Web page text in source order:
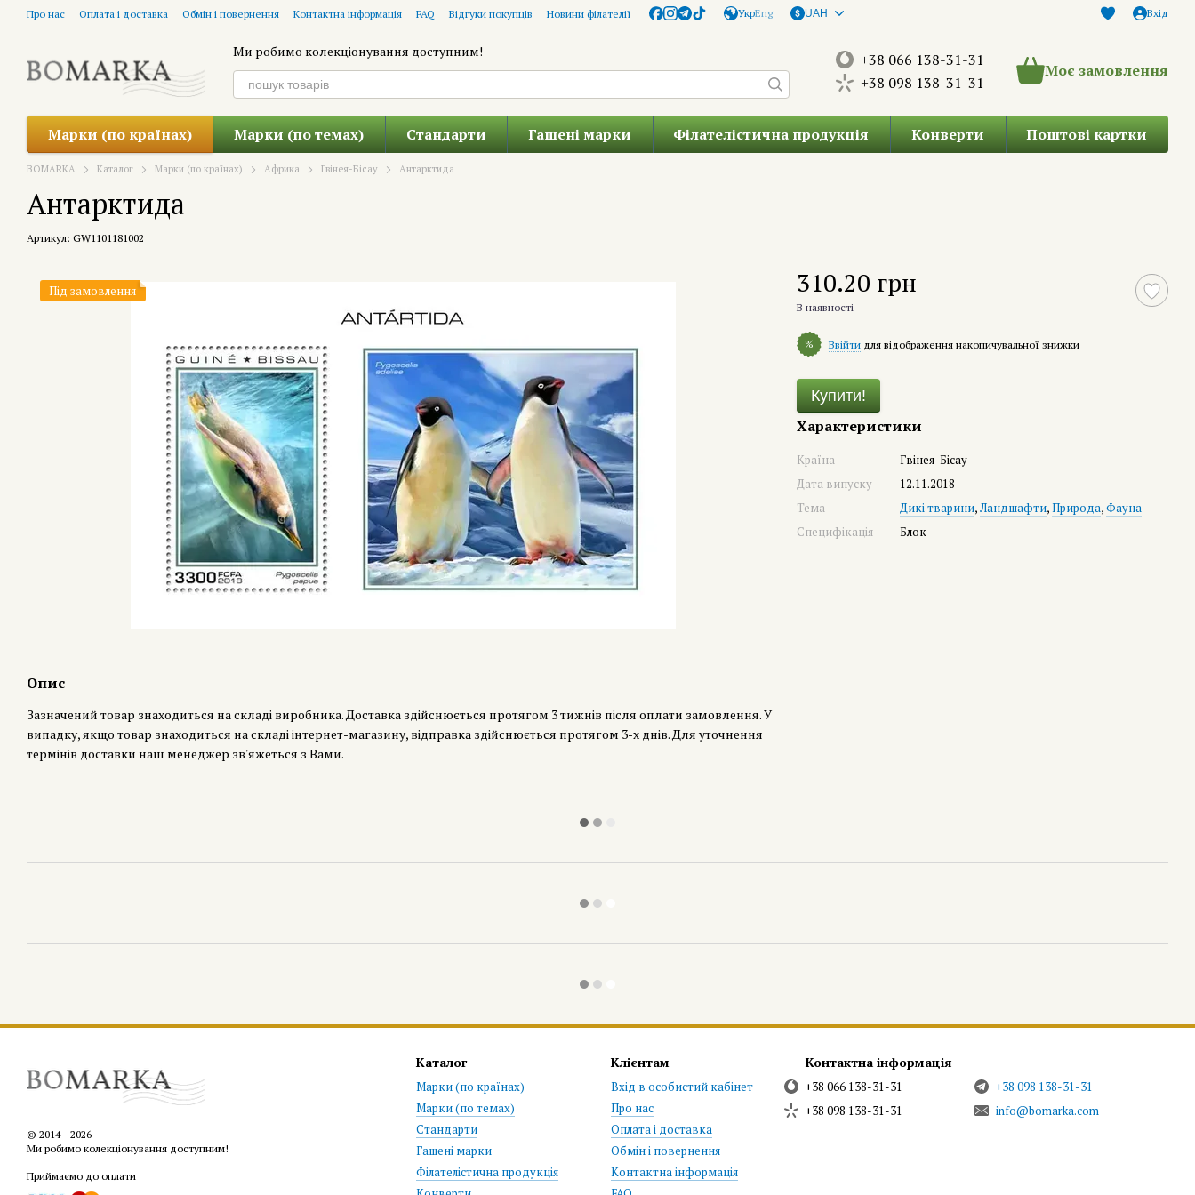
Перейти до основного контенту
Про нас Оплата і доставка Обмін і повернення Контактна інформація FAQ Відгуки покупців Новини філателії УкрEng UAH Вхід
Ми робимо колекціонування доступним!
+38 066 138-31-31
+38 098 138-31-31
Моє замовлення
Марки (по країнах) Марки (по темах) Стандарти Гашені марки Філателістична продукція Конверти Поштові картки
BOMARKA Каталог Марки (по країнах) Африка Гвінея-Бісау Антарктида
Антарктида
Артикул: GW1101181002
Під замовлення
Опис
Зазначений товар знаходиться на складі виробника. Доставка здійснюється протягом 3 тижнів після оплати замовлення. У
випадку, якщо товар знаходиться на складі інтернет-магазину, відправка здійснюється протягом 3-х днів. Для уточнення
термінів доставки наш менеджер зв'яжеться з Вами.
310.20 грн
В наявності
% Ввійти для відображення накопичувальної знижки
Купити!
Характеристики
Країна
Гвінея-Бісау
Дата випуску
12.11.2018
Тема
Дикі тварини,Ландшафти,Природа,Фауна
Специфікація
Блок
© 2014—2026
Ми робимо колекціонування доступним!
Приймаємо до оплати
Каталог
Марки (по країнах)
Марки (по темах)
Стандарти
Гашені марки
Філателістична продукція
Клієнтам
Вхід в особистий кабінет
Про нас
Оплата і доставка
Обмін і повернення
Контактна інформація
Контактна інформація
+38 066 138-31-31
+38 098 138-31-31
+38 098 138-31-31
info@bomarka.com